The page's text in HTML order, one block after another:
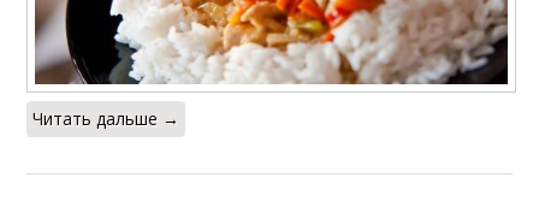
Читать дальше →